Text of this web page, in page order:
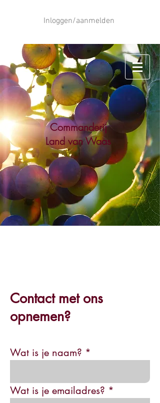
Inloggen/aanmelden
Commanderij
Land van Waas
Contact met ons
opnemen?
Wat is je naam?
Wat is je emailadres?